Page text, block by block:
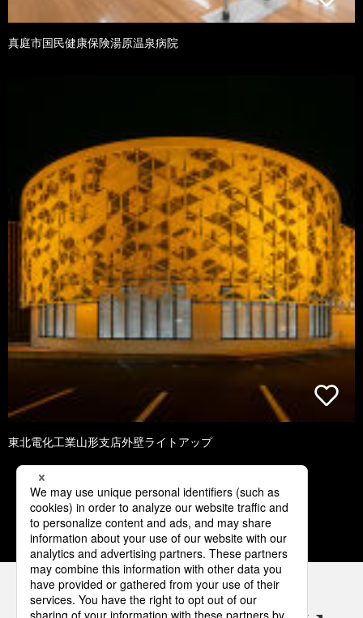
真庭市国民健康保険湯原温泉病院
東北電化工業山形支店外壁ライトアップ
1 2 3 4 5
パナソニックの電気設備 SNSアカウント